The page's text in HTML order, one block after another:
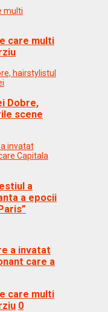
care multi
Dobre,
scene
a
a epocii
a invatat
care a
care multi
0